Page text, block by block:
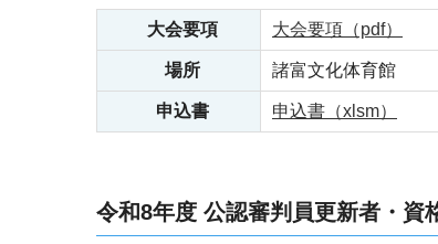
大会要項 大会要項（pdf）
場所 諸富文化体育館
申込書 申込書（xlsm）
令和8年度 公認審判員更新者・資